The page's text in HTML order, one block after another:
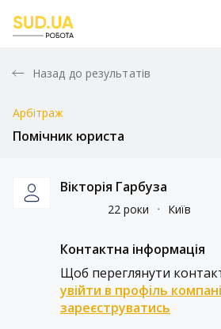
Назад до результатів
Арбітраж
Помічник юриста
Вікторія Гарбуза
22 роки ᛫ Київ
Контактна інформація
Щоб переглянути
увійти в профіль
зареєструватись